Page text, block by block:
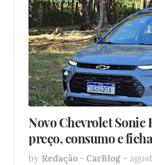
Novo Chevrolet Sonic
preço, consumo e
by Redação - CarBlog -